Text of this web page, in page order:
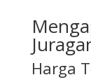
Harga